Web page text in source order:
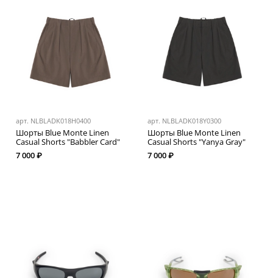
арт. NLBLADK018H0400
Шорты Blue Monte Linen
Casual Shorts "Babbler Card"
7 000 ₽
арт. NLBLADK018Y0300
Шорты Blue Monte Linen
Casual Shorts "Yanya Gray"
7 000 ₽